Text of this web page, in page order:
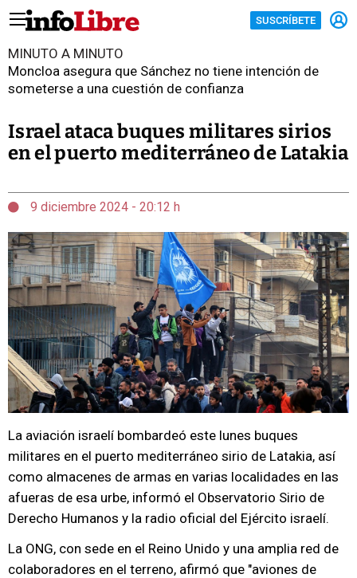
SUSCRÍBETE
MINUTO A MINUTO
Moncloa asegura que Sánchez no tiene intención de
someterse a una cuestión de confianza
Israel ataca buques militares sirios
en el puerto mediterráneo de Latakia
9 diciembre 2024 - 20:12 h
La aviación israelí bombardeó este lunes buques
militares en el puerto mediterráneo sirio de Latakia, así
como almacenes de armas en varias localidades en las
afueras de esa urbe, informó el Observatorio Sirio de
Derecho Humanos y la radio oficial del Ejército israelí.
La ONG, con sede en el Reino Unido y una amplia red de
colaboradores en el terreno, afirmó que "aviones de